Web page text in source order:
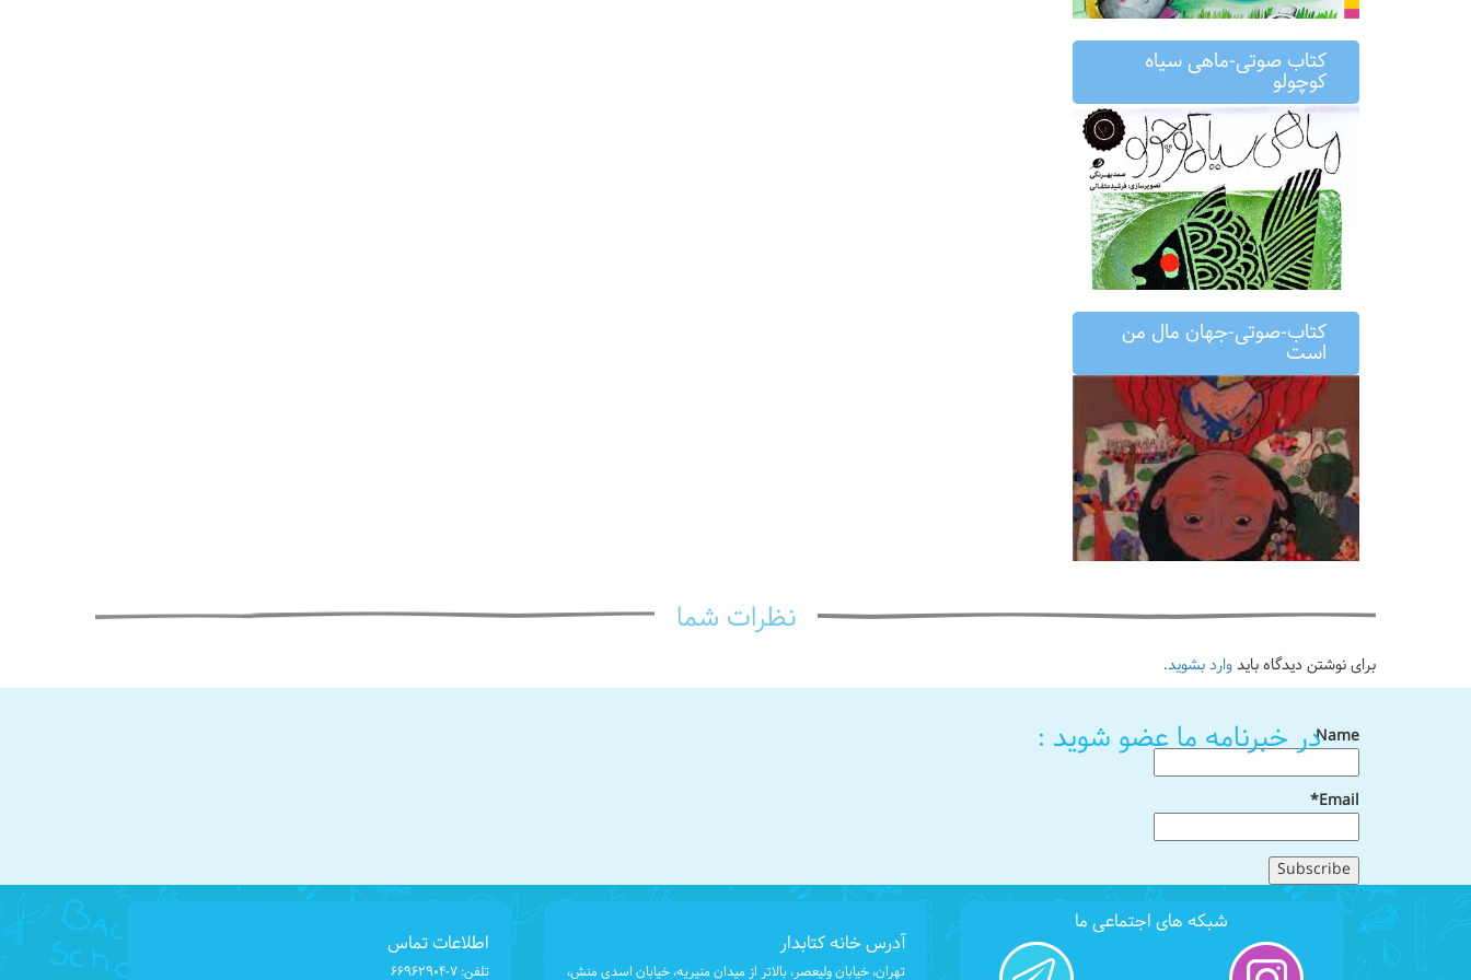
کتاب صوتی-ماهی سیاه
کوچولو
کتاب-صوتی-جهان مال من
است
نظرات شما
برای نوشتن دیدگاه بایدوارد بشوید.
در خبرنامه ما عضو شوید :Name
Email*
شبکه های اجتماعی ما
آدرس خانه کتابدار
تهران، خیابان ولیعصر، بالاتر از میدان منیریه، خیابان اسدی منش،
اطلاعات تماس
تلفن: ۶۶۹۶۲۹۰۴-۷